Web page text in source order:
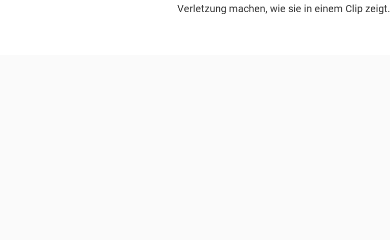
Verletzung machen, wie sie in einem Clip zeigt.